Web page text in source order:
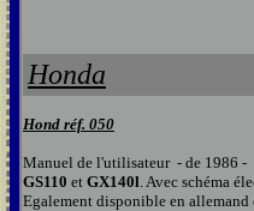
Honda
Hond réf. 050
Manuel de l'utilisateur - de 1986 -
GS110 et GX140l. Avec schéma
Egalement disponible en